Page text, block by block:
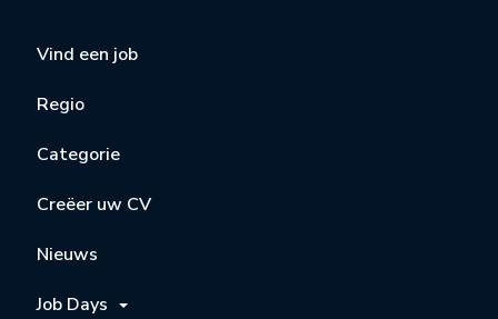
Vind een job
Regio
Categorie
Creëer uw CV
Nieuws
Job Days